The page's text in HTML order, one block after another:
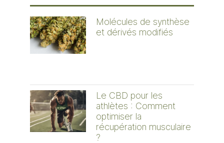
Molécules de synthèse
et dérivés modifiés
Le CBD pour les
athlètes : Comment
optimiser la
récupération musculaire
?